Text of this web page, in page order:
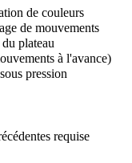
de couleurs
de mouvements
plateau
à l'avance)
pression
requise